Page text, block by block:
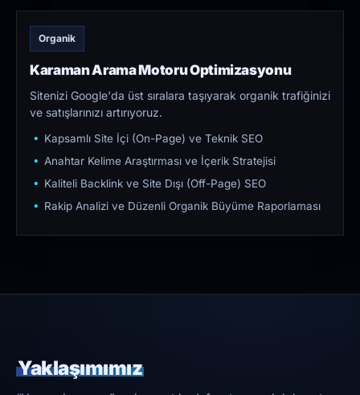
Organik
Karaman Arama Motoru Optimizasyonu
Sitenizi Google'da üst sıralara taşıyarak organik trafiğinizi
ve satışlarınızı artırıyoruz.
Kapsamlı Site İçi (On-Page) ve Teknik SEO
Anahtar Kelime Araştırması ve İçerik Stratejisi
Kaliteli Backlink ve Site Dışı (Off-Page) SEO
Rakip Analizi ve Düzenli Organik Büyüme Raporlaması
Yaklaşımımız